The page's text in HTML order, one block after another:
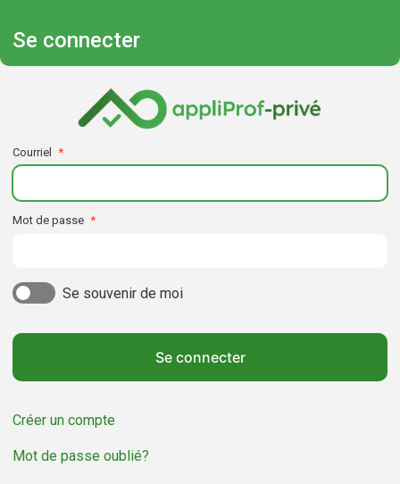
Se connecter
Courriel
Mot de passe
Se souvenir de moi
Créer un compte
Mot de passe oublié?